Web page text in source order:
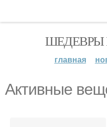
ШЕДЕВРЫ
главная
Активные